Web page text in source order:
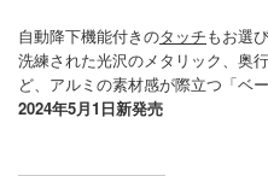
自動降下機能付きのタッチもお選
洗練された光沢のメタリック、奥
ど、アルミの素材感が際立つ「ベ
2024年5月1日新発売